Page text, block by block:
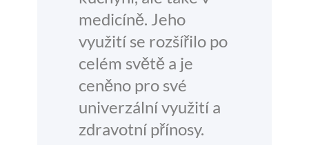
medicíně. Jeho
využití se rozšířilo po
celém světě a je
ceněno pro své
univerzální využití a
zdravotní přínosy.